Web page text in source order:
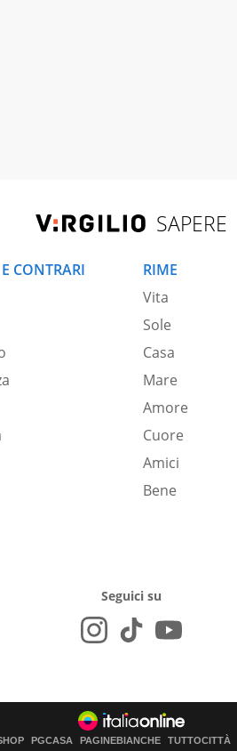
SAPERE
CONTRARI
RIME
Vita
Sole
Casa
Mare
Amore
Cuore
Amici
Bene
Seguici su
PGCASA PAGINEBIANCHE TUTTOCITTÀ